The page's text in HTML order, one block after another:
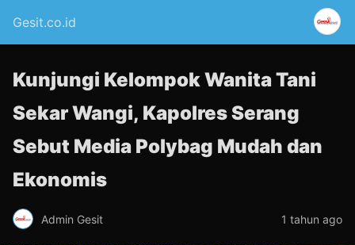
Gesit.co.id
Kunjungi Kelompok Wanita Tani
Sekar Wangi, Kapolres Serang
Sebut Media Polybag Mudah dan
Ekonomis
Admin Gesit 1 tahun ago